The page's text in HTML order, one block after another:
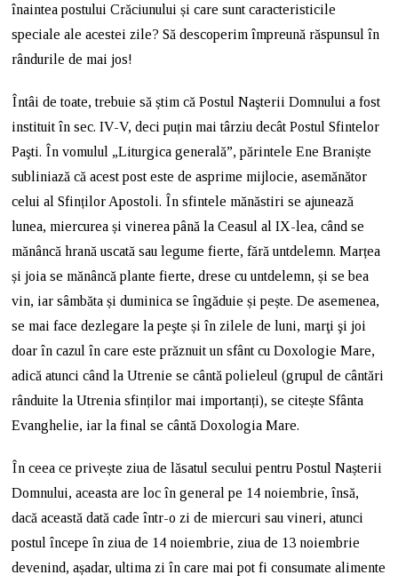
înaintea postului Crăciunului și care sunt caracteristicile
speciale ale acestei zile? Să descoperim împreună răspunsul în
rândurile de mai jos!
Întâi de toate, trebuie să știm că Postul Naşterii Domnului a fost
instituit în sec. IV-V, deci puțin mai târziu decât Postul Sfintelor
Paşti. În vomulul „Liturgica generală”, părintele Ene Braniște
subliniază că acest post este de asprime mijlocie, asemănător
celui al Sfinților Apostoli. În sfintele mănăstiri se ajunează
lunea, miercurea și vinerea până la Ceasul al IX-lea, când se
mănâncă hrană uscată sau legume fierte, fără untdelemn. Marțea
și joia se mănâncă plante fierte, drese cu untdelemn, și se bea
vin, iar sâmbăta și duminica se îngăduie și pește. De asemenea,
se mai face dezlegare la peşte și în zilele de luni, marţi şi joi
doar în cazul în care este prăznuit un sfânt cu Doxologie Mare,
adică atunci când la Utrenie se cântă polieleul (grupul de cântări
rânduite la Utrenia sfinților mai importanți), se citește Sfânta
Evanghelie, iar la final se cântă Doxologia Mare.
În ceea ce privește ziua de lăsatul secului pentru Postul Nașterii
Domnului, aceasta are loc în general pe 14 noiembrie, însă,
dacă această dată cade într-o zi de miercuri sau vineri, atunci
postul începe în ziua de 14 noiembrie, ziua de 13 noiembrie
devenind, așadar, ultima zi în care mai pot fi consumate alimente